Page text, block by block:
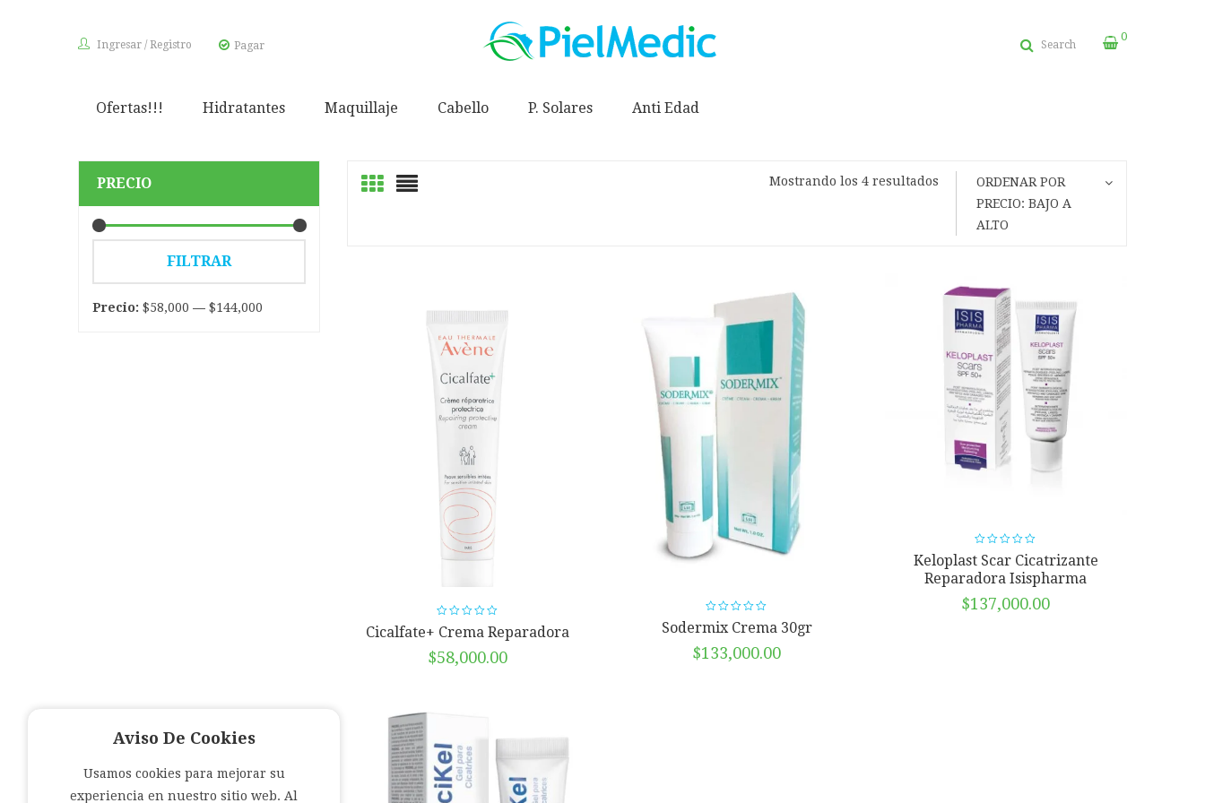
Ingresar / Registro Pagar
0
Search
Ofertas!!! Hidratantes Maquillaje Cabello P. Solares Anti Edad
PRECIO
FILTRAR
Precio: $58,000 — $144,000
Mostrando los 4 resultados Ordenado
precio:
alto
ORDENAR POR
PRECIO: BAJO A
ALTO
Cicalfate+ Crema Reparadora
$58,000.00
Sodermix Crema 30gr
$133,000.00
Keloplast Scar Cicatrizante
Reparadora Isispharma
$137,000.00
Aviso De Cookies
Usamos cookies para mejorar su
experiencia en nuestro sitio web. Al